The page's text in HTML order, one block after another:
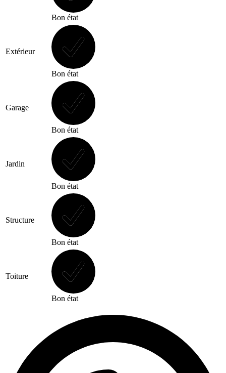
Bon état
Extérieur
Bon état
Garage
Bon état
Jardin
Bon état
Structure
Bon état
Toiture
Bon état